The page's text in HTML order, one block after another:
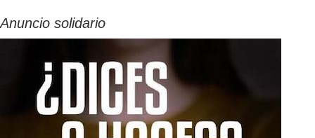
Anuncio solidario